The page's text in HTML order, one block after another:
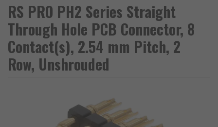
RS PRO PH2 Series Straight
Through Hole PCB Connector, 8
Contact(s), 2.54 mm Pitch, 2
Row, Unshrouded